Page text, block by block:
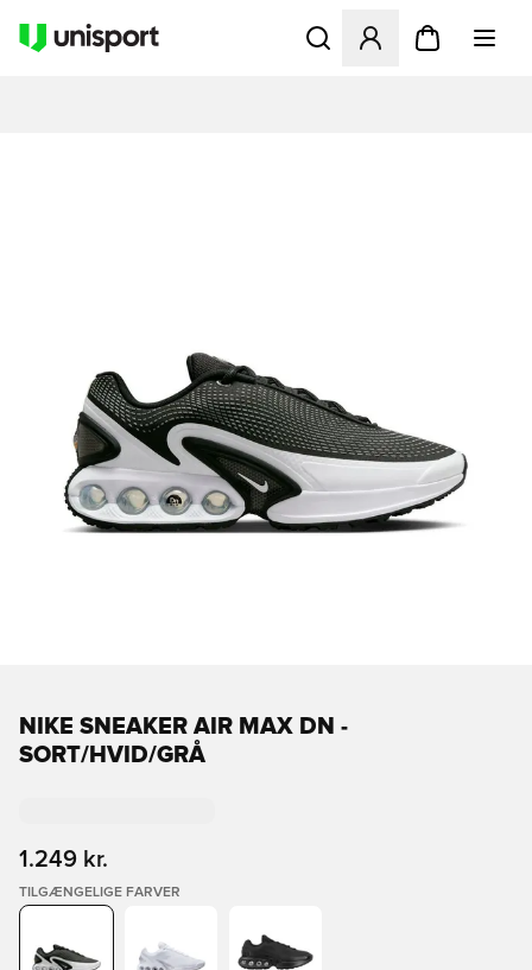
Åbner en Modal til at
NIKE SNEAKER AIR MAX DN -
SORT/HVID/GRÅ
1.249 kr.
TILGÆNGELIGE FARVER